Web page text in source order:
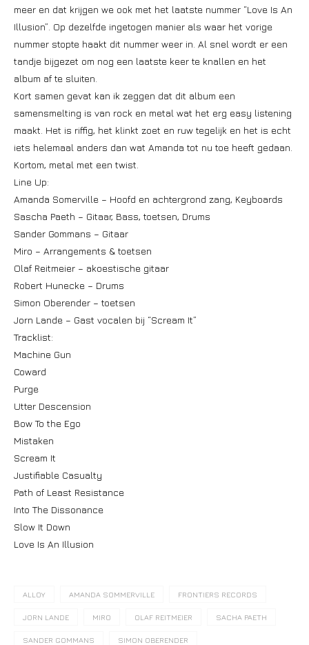
meer en dat krijgen we ook met het laatste nummer “Love Is An
Illusion”. Op dezelfde ingetogen manier als waar het vorige
nummer stopte haakt dit nummer weer in. Al snel wordt er een
tandje bijgezet om nog een laatste keer te knallen en het
album af te sluiten.
Kort samen gevat kan ik zeggen dat dit album een
samensmelting is van rock en metal wat het erg easy listening
maakt. Het is riffig, het klinkt zoet en ruw tegelijk en het is echt
iets helemaal anders dan wat Amanda tot nu toe heeft gedaan.
Kortom, metal met een twist.
Line Up:
Amanda Somerville – Hoofd en achtergrond zang, Keyboards
Sascha Paeth – Gitaar, Bass, toetsen, Drums
Sander Gommans – Gitaar
Miro – Arrangements & toetsen
Olaf Reitmeier – akoestische gitaar
Robert Hunecke – Drums
Simon Oberender – toetsen
Jorn Lande – Gast vocalen bij “Scream It”
Tracklist:
Machine Gun
Coward
Purge
Utter Descension
Bow To the Ego
Mistaken
Scream It
Justifiable Casualty
Path of Least Resistance
Into The Dissonance
Slow It Down
Love Is An Illusion
ALLOY AMANDA SOMMERVILLE FRONTIERS RECORDS
JORN LANDE MIRO OLAF REITMEIER SACHA PAETH
SANDER GOMMANS SIMON OBERENDER